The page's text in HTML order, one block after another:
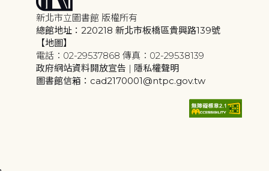
新北市立圖書館 版權所有
總館地址：220218 新北市板橋區貴興路139號
【地圖】
電話：02-29537868 傳真：02-29538139
政府網站資料開放宣告 | 隱私權聲明
圖書館信箱：cad2170001@ntpc.gov.tw